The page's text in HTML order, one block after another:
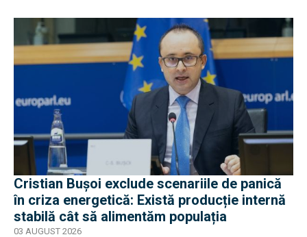
Cristian Bușoi exclude scenariile de panică
în criza energetică: Există producție internă
stabilă cât să alimentăm populația
03 AUGUST 2026